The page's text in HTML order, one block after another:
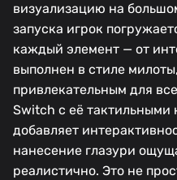
визуализацию на
запуска игрок
каждый элемент — от
выполнен в стиле
привлекательным для
Switch с её
добавляет
нанесение глазури
реалистично. Это не